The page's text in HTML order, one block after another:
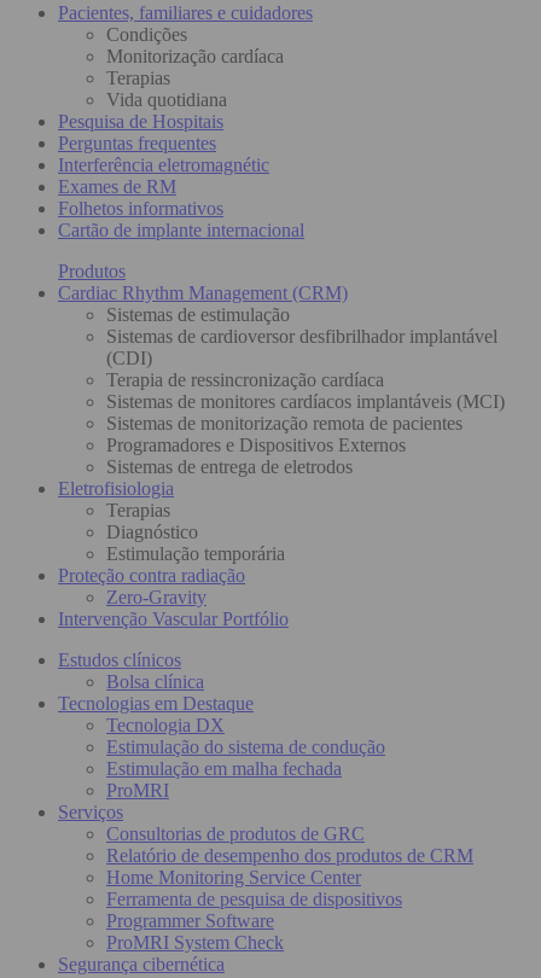
Pacientes, familiares e cuidadores
Condições
Monitorização cardíaca
Terapias
Vida quotidiana
Pesquisa de Hospitais
Perguntas frequentes
Interferência eletromagnétic
Exames de RM
Folhetos informativos
Cartão de implante internacional
Produtos
Cardiac Rhythm Management (CRM)
Sistemas de estimulação
Sistemas de cardioversor desfibrilhador implantável
(CDI)
Terapia de ressincronização cardíaca
Sistemas de monitores cardíacos implantáveis (MCI)
Sistemas de monitorização remota de pacientes
Programadores e Dispositivos Externos
Sistemas de entrega de eletrodos
Eletrofisiologia
Terapias
Diagnóstico
Estimulação temporária
Proteção contra radiação
Zero-Gravity
Intervenção Vascular Portfólio
Estudos clínicos
Bolsa clínica
Tecnologias em Destaque
Tecnologia DX
Estimulação do sistema de condução
Estimulação em malha fechada
ProMRI
Serviços
Consultorias de produtos de GRC
Relatório de desempenho dos produtos de CRM
Home Monitoring Service Center
Ferramenta de pesquisa de dispositivos
Programmer Software
ProMRI System Check
Segurança cibernética